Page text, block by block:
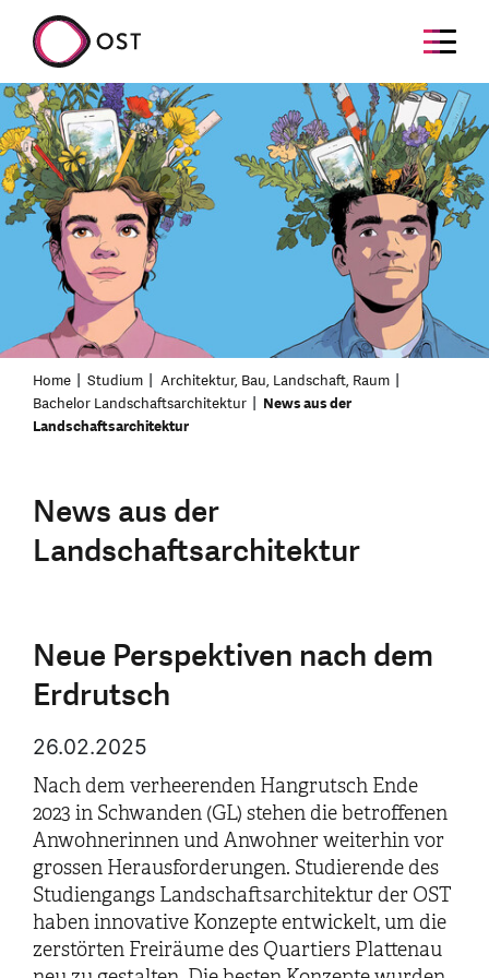
Home Studium
Architektur, Bau, Landschaft, Raum
Bachelor Landschaftsarchitektur
News aus der
Landschaftsarchitektur
News aus der
Landschaftsarchitektur
Neue Perspektiven nach dem
Erdrutsch
26.02.2025
Nach dem verheerenden Hangrutsch Ende
2023 in Schwanden (GL) stehen die betroffenen
Anwohnerinnen und Anwohner weiterhin vor
grossen Herausforderungen. Studierende des
Studiengangs Landschaftsarchitektur der OST
haben innovative Konzepte entwickelt, um die
zerstörten Freiräume des Quartiers Plattenau